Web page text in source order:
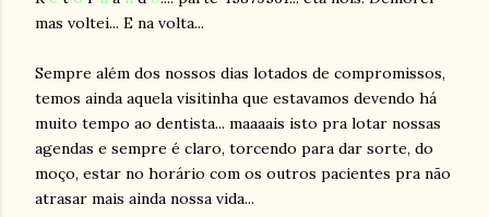
mas voltei... E na volta...
Sempre além dos nossos dias lotados de compromissos,
temos ainda aquela visitinha que estavamos devendo há
muito tempo ao dentista... maaaais isto pra lotar nossas
agendas e sempre é claro, torcendo para dar sorte, do
moço, estar no horário com os outros pacientes pra não
atrasar mais ainda nossa vida...